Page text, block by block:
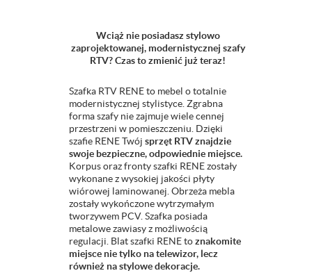
Wciąż nie posiadasz stylowo
zaprojektowanej, modernistycznej szafy
RTV? Czas to zmienić już teraz!
Szafka RTV RENE to mebel o totalnie
modernistycznej stylistyce. Zgrabna
forma szafy nie zajmuje wiele cennej
przestrzeni w pomieszczeniu. Dzięki
szafie RENE Twój sprzęt RTV znajdzie
swoje bezpieczne, odpowiednie miejsce.
Korpus oraz fronty szafki RENE zostały
wykonane z wysokiej jakości płyty
wiórowej laminowanej. Obrzeża mebla
zostały wykończone wytrzymałym
tworzywem PCV. Szafka posiada
metalowe zawiasy z możliwością
regulacji. Blat szafki RENE toznakomite
miejsce nie tylko na telewizor, lecz
również na stylowe dekoracje.